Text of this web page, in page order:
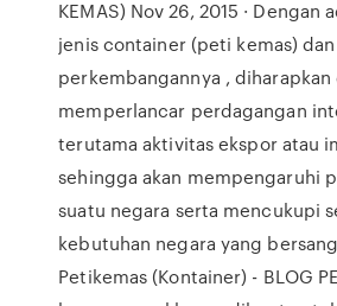
KEMAS) Nov 26, 2015 · Dengan
jenis container (peti kemas)
perkembangannya , diharapkan
memperlancar perdagangan
terutama aktivitas ekspor atau
sehingga akan mempengaruhi
suatu negara serta mencukupi
kebutuhan negara yang
Petikemas (Kontainer) - BLOG